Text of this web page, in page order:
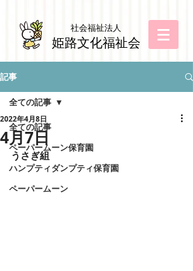
社会福祉法人
姫路文化福祉会
記事
全ての記事
ペーパームーン保育園
ハンプティダンプティ保育園
ペーパームーン
全ての記事
4月7日
2022年4月8日
うさぎ組